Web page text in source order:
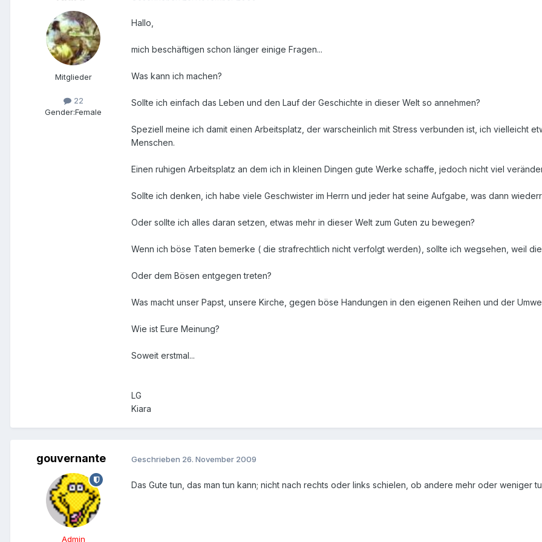
Mitglieder
22
Gender:Female
Hallo,
mich beschäftigen schon länger einige Fragen...
Was kann ich machen?
Sollte ich einfach das Leben und den Lauf der Geschichte in dieser Welt so annehmen?
Speziell meine ich damit einen Arbeitsplatz, der warscheinlich mit Stress verbunden ist, ich vielleicht
Menschen.
Einen ruhigen Arbeitsplatz an dem ich in kleinen Dingen gute Werke schaffe, jedoch nicht viel
Sollte ich denken, ich habe viele Geschwister im Herrn und jeder hat seine Aufgabe, was dann
Oder sollte ich alles daran setzen, etwas mehr in dieser Welt zum Guten zu bewegen?
Wenn ich böse Taten bemerke ( die strafrechtlich nicht verfolgt werden), sollte ich wegsehen, weil die
Oder dem Bösen entgegen treten?
Was macht unser Papst, unsere Kirche, gegen böse Handungen in den eigenen Reihen und der
Wie ist Eure Meinung?
Soweit erstmal...
LG
Kiara
gouvernante
Admin
Geschrieben 26. November 2009
Das Gute tun, das man tun kann; nicht nach rechts oder links schielen, ob andere mehr oder weniger